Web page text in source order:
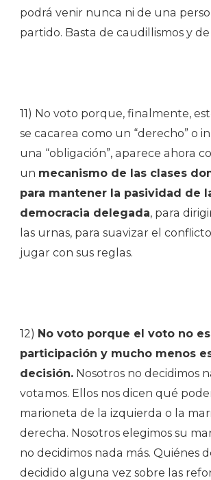
podrá venir nunca ni de una
partido. Basta de caudillismos y
11) No voto porque, finalmente,
se cacarea como un “derecho” o
una “obligación”, aparece ahora
un mecanismo de las clases
para mantener la pasividad de
democracia delegada, para
las urnas, para suavizar el
jugar con sus reglas.
12) No voto porque el voto no es
participación y mucho menos
decisión. Nosotros no decidimos
votamos. Ellos nos dicen qué
marioneta de la izquierda o la
derecha. Nosotros elegimos su
no decidimos nada más. Quiénes
decidido alguna vez sobre las